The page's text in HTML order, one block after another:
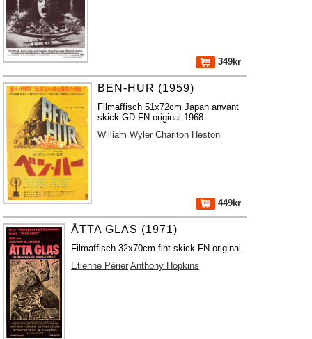
349kr
BEN-HUR (1959)
Filmaffisch 51x72cm Japan använt
skick GD-FN original 1968
William Wyler Charlton Heston
449kr
ÅTTA GLAS (1971)
Filmaffisch 32x70cm fint skick FN original
Etienne Périer Anthony Hopkins